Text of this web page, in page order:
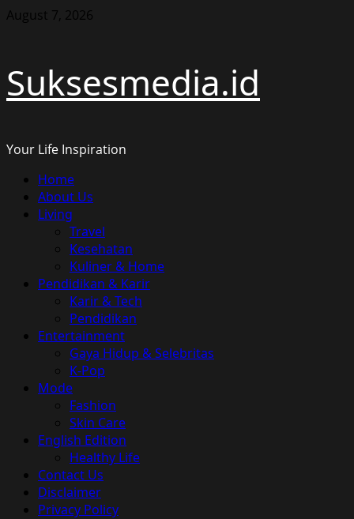
Skip
August 7, 2026
Suksesmedia.id
Your Life Inspiration
Primary
Menu
Home
About Us
Living
Travel
Kesehatan
Kuliner & Home
Pendidikan & Karir
Karir & Tech
Pendidikan
Entertainment
Gaya Hidup & Selebritas
K-Pop
Mode
Fashion
Skin Care
English Edition
Healthy Life
Contact Us
Disclaimer
Privacy Policy